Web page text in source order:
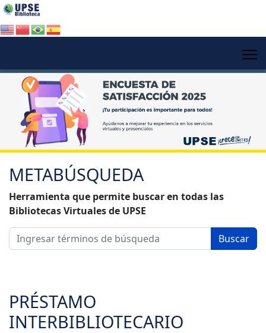
METABÚSQUEDA
Herramienta que permite buscar en todas las
Bibliotecas Virtuales de UPSE
PRÉSTAMO
INTERBIBLIOTECARIO